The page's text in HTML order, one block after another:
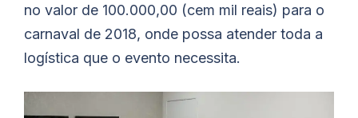
no valor de 100.000,00 (cem mil reais) para o
carnaval de 2018, onde possa atender toda a
logística que o evento necessita.